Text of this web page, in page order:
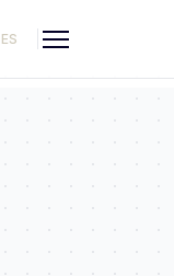
ES